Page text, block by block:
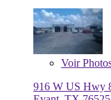
Voir
916 W US Hwy